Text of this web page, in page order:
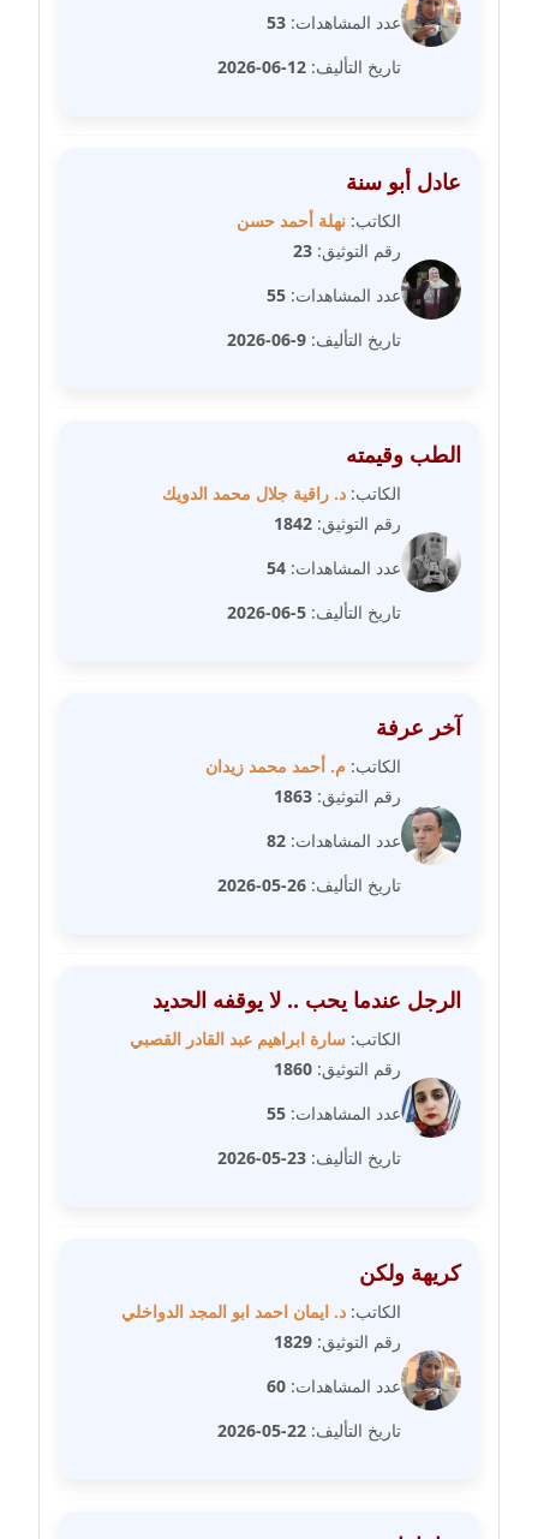
مدونة سلوى محمود
مدونة سمر ابراهيم
عاملة
عاملة
مدونة سهر صيام
عاملة
عاملة
مدونة سوزان بهنسي
مدونة سوميه الالفي
عاملة
مدونة شادي الربابعة
مدونة شرف الدين محمد
مدونة شريف ابراهيم
عاملة
مدونة شيماء الجمل
مدونة شيماء حسني
عاملة
مدونة شيماء عبد المقصود
عاملة
مدونة شيماء عصام
عدد المشاهدات: 53
تاريخ التأليف: 12-06-2026
عادل أبو سنة
الكاتب: نهلة أحمد حسن
رقم التوثيق: 23
عدد المشاهدات: 55
تاريخ التأليف: 9-06-2026
الطب وقيمته
الكاتب: د. راقية جلال محمد الدويك
رقم التوثيق: 1842
عدد المشاهدات: 54
تاريخ التأليف: 5-06-2026
آخر عرفة
الكاتب: م. أحمد محمد زيدان
رقم التوثيق: 1863
عدد المشاهدات: 82
تاريخ التأليف: 26-05-2026
الرجل عندما يحب .. لا يوقفه الحديد
الكاتب: سارة ابراهيم عبد القادر القصبي
رقم التوثيق: 1860
عدد المشاهدات: 55
تاريخ التأليف: 23-05-2026
كريهة ولكن
الكاتب: د. ايمان احمد ابو المجد الدواخلي
رقم التوثيق: 1829
عدد المشاهدات: 60
تاريخ التأليف: 22-05-2026